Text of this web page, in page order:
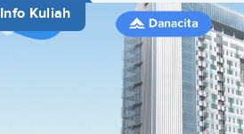
Info Kuliah